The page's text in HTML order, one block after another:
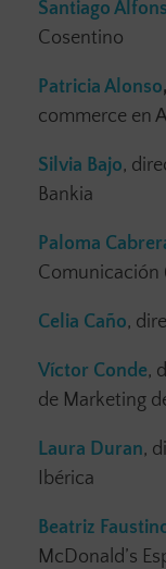
Santiago
Cosentino
Patricia Alonso,
commerce en
Silvia Bajo,
Bankia
Paloma
Comunicación
Celia Caño,
Víctor Conde,
de Marketing
Laura Duran,
Ibérica
Beatriz
McDonald’s